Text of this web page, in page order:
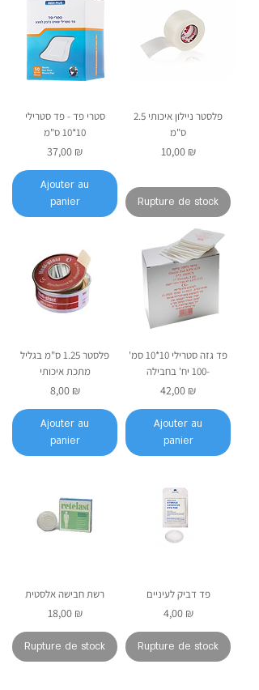
סטרי פד - פד סטרילי
10*10 ס"מ
Prix
37,00 ₪
Ajouter au
panier
פלסטר ניילון איכותי 2.5
ס"מ
Prix
10,00 ₪
Rupture de stock
פלסטר 1.25 ס"מ בגליל
מתכת איכותי
Prix
8,00 ₪
Ajouter au
panier
פד גזה סטרילי 10*10 סמ'
-100 יח' בחבילה
Prix
42,00 ₪
Ajouter au
panier
רשת חבישה אלסטית
Prix
18,00 ₪
Rupture de stock
פד דביק לעיניים
Prix
4,00 ₪
Rupture de stock